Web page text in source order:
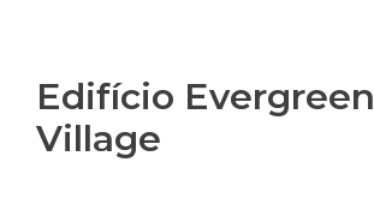
Edifício Evergreen
Village